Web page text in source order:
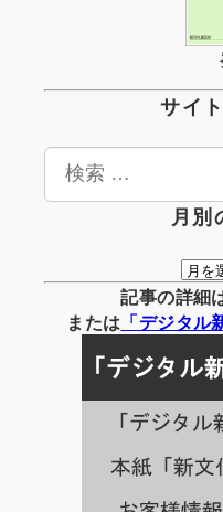
サイ
検
月別
月
別
の
事
一
覧
記事の詳細
または 「デジタル